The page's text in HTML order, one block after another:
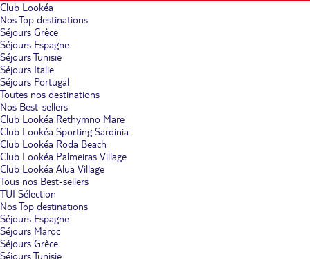
Club Lookéa
Nos Top destinations
Séjours Grèce
Séjours Espagne
Séjours Tunisie
Séjours Italie
Séjours Portugal
Toutes nos destinations
Nos Best-sellers
Club Lookéa Rethymno Mare
Club Lookéa Sporting Sardinia
Club Lookéa Roda Beach
Club Lookéa Palmeiras Village
Club Lookéa Alua Village
Tous nos Best-sellers
TUI Sélection
Nos Top destinations
Séjours Espagne
Séjours Maroc
Séjours Grèce
Séjours Tunisie